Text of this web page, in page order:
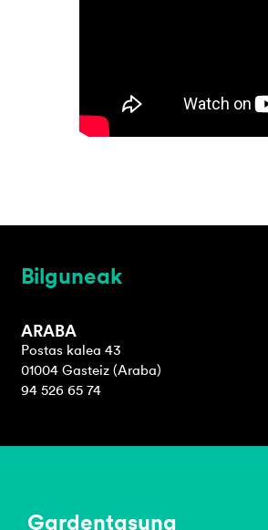
Bilguneak
ARABA
Postas kalea 43
01004 Gasteiz (Araba)
94 526 65 74
Gardentasuna